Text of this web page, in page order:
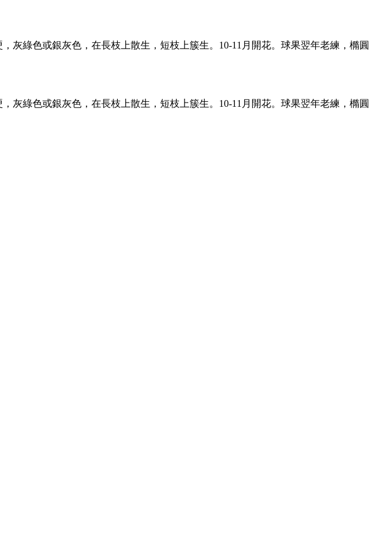
灰綠色或銀灰色，在長枝上散生，短枝上簇生。10-11月開花。球果翌年老練，橢圓
灰綠色或銀灰色，在長枝上散生，短枝上簇生。10-11月開花。球果翌年老練，橢圓